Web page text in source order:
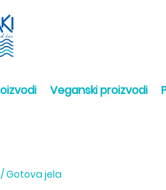
Veganski proizvodi
/Gotova jela